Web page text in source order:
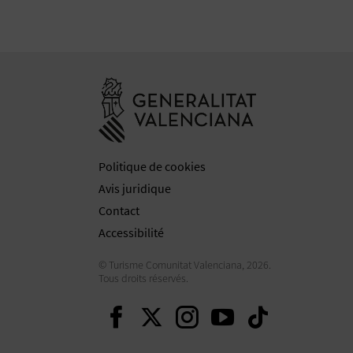
Politique de cookies
Avis juridique
Contact
Accessibilité
© Turisme Comunitat Valenciana, 2026.
Tous droits réservés.
Continuer sur
Continuer sur
Continuer sur
Continuer